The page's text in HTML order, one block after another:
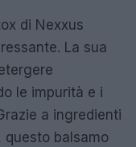
di Nexxus
La sua
le impurità e i
a ingredienti
questo balsamo